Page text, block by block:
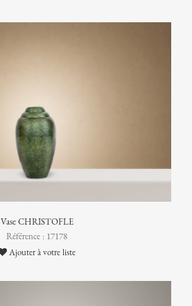
Vase CHRISTOFLE
Référence : 17178
Ajouter à votre liste